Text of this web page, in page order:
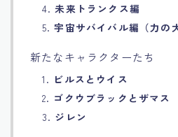
4. 未来トランクス編
5.宇宙サバイバル編（力の
新たなキャラクターたち
1. ビルスとウイス
2. ゴクウブラックとザマス
3. ジレン